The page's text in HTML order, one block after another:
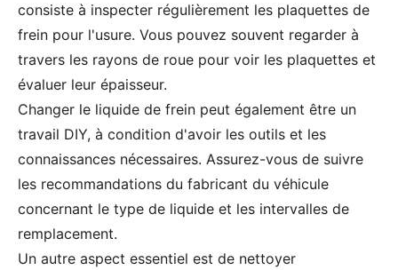
consiste à inspecter régulièrement les plaquettes de
frein pour l'usure. Vous pouvez souvent regarder à
travers les rayons de roue pour voir les plaquettes et
évaluer leur épaisseur.
Changer le liquide de frein peut également être un
travail DIY, à condition d'avoir les outils et les
connaissances nécessaires. Assurez-vous de suivre
les recommandations du fabricant du véhicule
concernant le type de liquide et les intervalles de
remplacement.
Un autre aspect essentiel est de nettoyer